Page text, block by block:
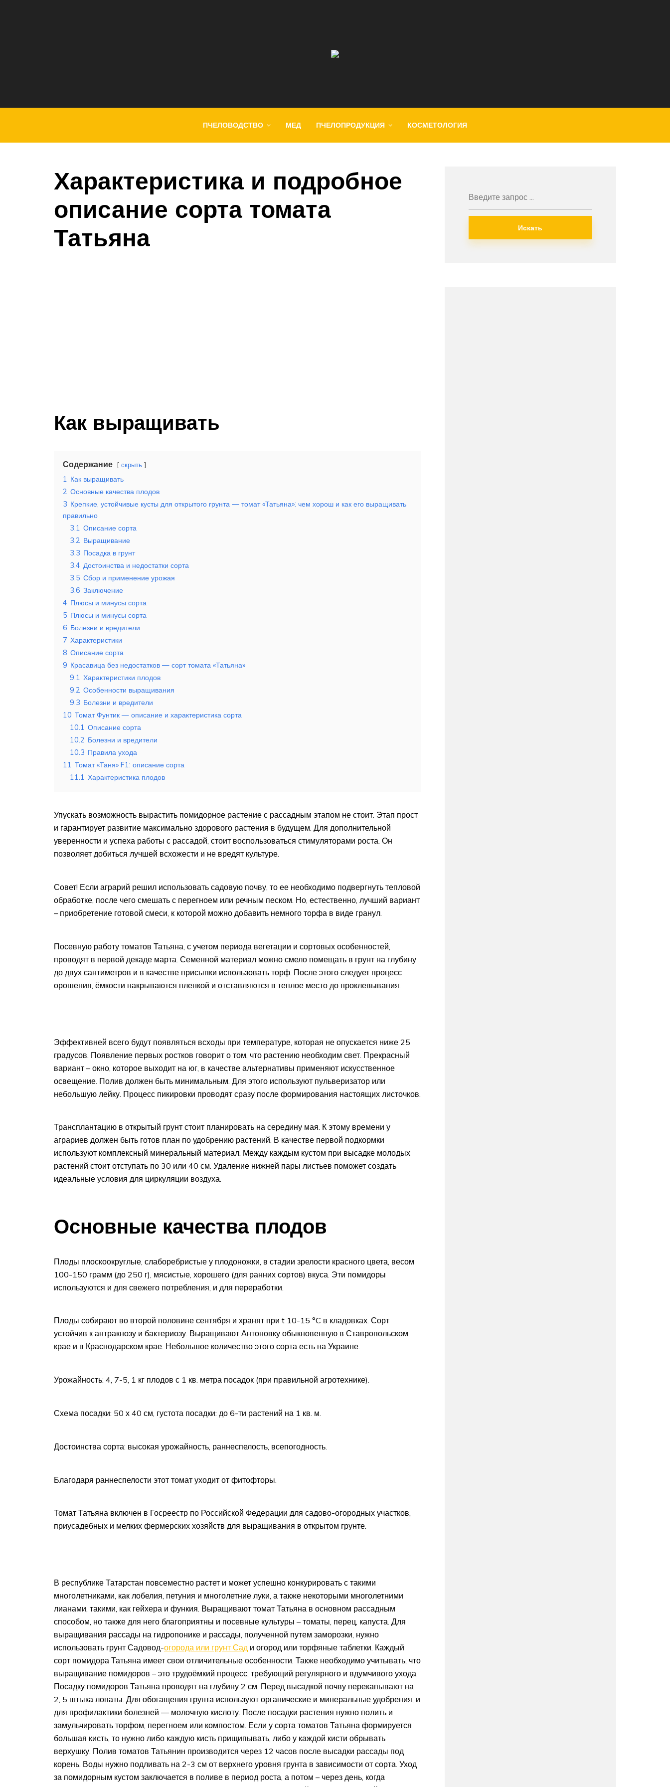
ПЧЕЛОВОДСТВО МЕД ПЧЕЛОПРОДУКЦИЯ КОСМЕТОЛОГИЯ
Характеристика и подробное
описание сорта томата
Татьяна
Как выращивать
Содержание скрыть
1 Как выращивать
2 Основные качества плодов
3 Крепкие, устойчивые кусты для открытого грунта — томат «Татьяна»: чем хорош и как его выращивать
правильно
3.1 Описание сорта
3.2 Выращивание
3.3 Посадка в грунт
3.4 Достоинства и недостатки сорта
3.5 Сбор и применение урожая
3.6 Заключение
4 Плюсы и минусы сорта
5 Плюсы и минусы сорта
6 Болезни и вредители
7 Характеристики
8 Описание сорта
9 Красавица без недостатков — сорт томата «Татьяна»
9.1 Характеристики плодов
9.2 Особенности выращивания
9.3 Болезни и вредители
10 Томат Фунтик — описание и характеристика сорта
10.1 Описание сорта
10.2 Болезни и вредители
10.3 Правила ухода
11 Томат «Таня» F1: описание сорта
11.1 Характеристика плодов
Упускать возможность вырастить помидорное растение с рассадным этапом не стоит. Этап прост
и гарантирует развитие максимально здорового растения в будущем. Для дополнительной
уверенности и успеха работы с рассадой, стоит воспользоваться стимуляторами роста. Он
позволяет добиться лучшей всхожести и не вредят культуре.
Совет! Если аграрий решил использовать садовую почву, то ее необходимо подвергнуть тепловой
обработке, после чего смешать с перегноем или речным песком. Но, естественно, лучший вариант
– приобретение готовой смеси, к которой можно добавить немного торфа в виде гранул.
Посевную работу томатов Татьяна, с учетом периода вегетации и сортовых особенностей,
проводят в первой декаде марта. Семенной материал можно смело помещать в грунт на глубину
до двух сантиметров и в качестве присыпки использовать торф. После этого следует процесс
орошения, ёмкости накрываются пленкой и отставляются в теплое место до проклевывания.
Эффективней всего будут появляться всходы при температуре, которая не опускается ниже 25
градусов. Появление первых ростков говорит о том, что растению необходим свет. Прекрасный
вариант – окно, которое выходит на юг, в качестве альтернативы применяют искусственное
освещение. Полив должен быть минимальным. Для этого используют пульверизатор или
небольшую лейку. Процесс пикировки проводят сразу после формирования настоящих листочков.
Трансплантацию в открытый грунт стоит планировать на середину мая. К этому времени у
аграриев должен быть готов план по удобрению растений. В качестве первой подкормки
используют комплексный минеральный материал. Между каждым кустом при высадке молодых
растений стоит отступать по 30 или 40 см. Удаление нижней пары листьев поможет создать
идеальные условия для циркуляции воздуха.
Основные качества плодов
Плоды плоскоокруглые, слаборебристые у плодоножки, в стадии зрелости красного цвета, весом
100-150 грамм (до 250 г), мясистые, хорошего (для ранних сортов) вкуса. Эти помидоры
используются и для свежего потребления, и для переработки.
Плоды собирают во второй половине сентября и хранят при t 10-15 °C в кладовках. Сорт
устойчив к антракнозу и бактериозу. Выращивают Антоновку обыкновенную в Ставропольском
крае и в Краснодарском крае. Небольшое количество этого сорта есть на Украине.
Урожайность: 4, 7-5, 1 кг плодов с 1 кв. метра посадок (при правильной агротехнике).
Схема посадки: 50 х 40 см, густота посадки: до 6-ти растений на 1 кв. м.
Достоинства сорта: высокая урожайность, раннеспелость, всепогодность.
Благодаря раннеспелости этот томат уходит от фитофторы.
Томат Татьяна включен в Госреестр по Российской Федерации для садово-огородных участков,
приусадебных и мелких фермерских хозяйств для выращивания в открытом грунте.
В республике Татарстан повсеместно растет и может успешно конкурировать с такими
многолетниками, как лобелия, петуния и многолетние луки, а также некоторыми многолетними
лианами, такими, как гейхера и функия. Выращивают томат Татьяна в основном рассадным
способом, но также для него благоприятны и посевные культуры – томаты, перец, капуста. Для
выращивания рассады на гидропонике и рассады, полученной путем заморозки, нужно
использовать грунт Садовод-огорода или грунт Сад и огород или торфяные таблетки. Каждый
сорт помидора Татьяна имеет свои отличительные особенности. Также необходимо учитывать, что
выращивание помидоров – это трудоёмкий процесс, требующий регулярного и вдумчивого ухода.
Посадку помидоров Татьяна проводят на глубину 2 см. Перед высадкой почву перекапывают на
2, 5 штыка лопаты. Для обогащения грунта используют органические и минеральные удобрения, и
для профилактики болезней — молочную кислоту. После посадки растения нужно полить и
замульчировать торфом, перегноем или компостом. Если у сорта томатов Татьяна формируется
большая кисть, то нужно либо каждую кисть прищипывать, либо у каждой кисти обрывать
верхушку. Полив томатов Татьянин производится через 12 часов после высадки рассады под
корень. Воды нужно подливать на 2-3 см от верхнего уровня грунта в зависимости от сорта. Уход
за помидорным кустом заключается в поливе в период роста, а потом – через день, когда
Искать